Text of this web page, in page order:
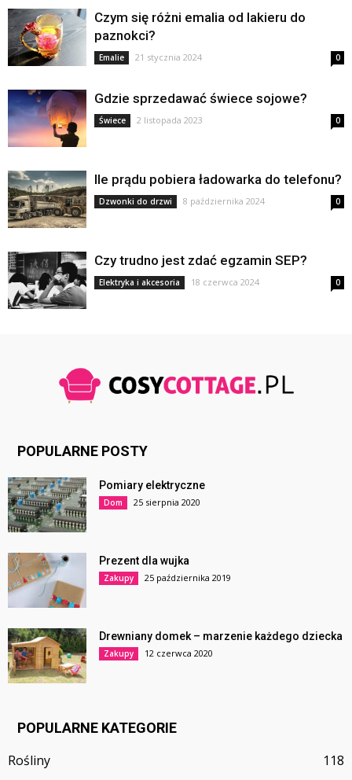
Czym się różni emalia od lakieru do
paznokci?
Emalie 21 stycznia 2024 0
Gdzie sprzedawać świece sojowe?
Świece 2 listopada 2023 0
Ile prądu pobiera ładowarka do telefonu?
Dzwonki do drzwi 8 października 2024 0
Czy trudno jest zdać egzamin SEP?
Elektryka i akcesoria 18 czerwca 2024 0
POPULARNE POSTY
Pomiary elektryczne
Dom 25 sierpnia 2020
Prezent dla wujka
Zakupy 25 października 2019
Drewniany domek – marzenie każdego dziecka
Zakupy 12 czerwca 2020
POPULARNE KATEGORIE
Rośliny
118